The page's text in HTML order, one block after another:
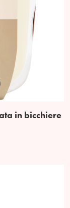
in bicchiere